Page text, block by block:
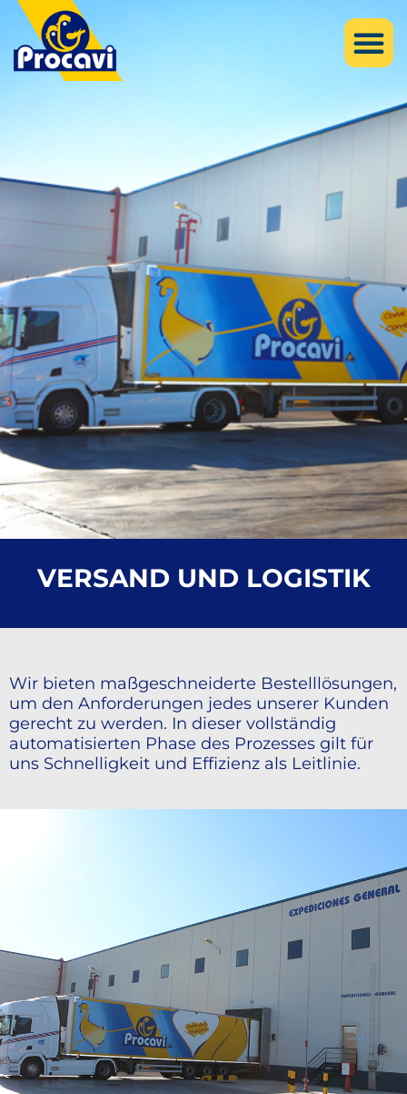
VERSAND UND LOGISTIK
Wir bieten maßgeschneiderte Bestelllösungen,
um den Anforderungen jedes unserer Kunden
gerecht zu werden. In dieser vollständig
automatisierten Phase des Prozesses gilt für
uns Schnelligkeit und Effizienz als Leitlinie.